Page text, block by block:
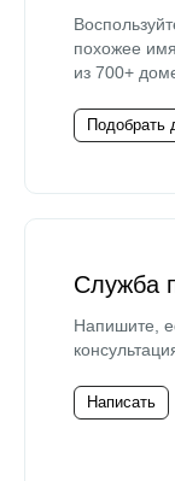
похожее
из 700+
Подобрать
Служба
Напишите,
Написать